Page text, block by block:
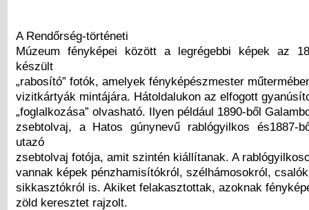
A Rendőrség-történeti
Múzeum fényképei között a legrégebbi képek az
készült
„rabosító” fotók, amelyek fényképészmester
vizitkártyák mintájára. Hátoldalukon az elfogott
„foglalkozása” olvasható. Ilyen például 1890-ből
zsebtolvaj, a Hatos gúnynevű rablógyilkos és1887-
utazó
zsebtolvaj fotója, amit szintén kiállítanak. A
vannak képek pénzhamisítókról, szélhámosokról,
sikkasztókról is. Akiket felakasztottak, azoknak
zöld keresztet rajzolt.